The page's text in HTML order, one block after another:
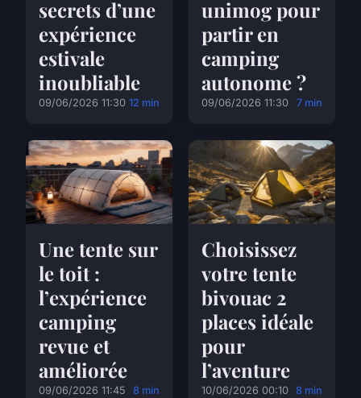
secrets d’une
expérience
estivale
inoubliable
09/06/2026 11:30 12 min
unimog pour
partir en
camping
autonome ?
09/06/2026 11:30 7 min
Une tente sur
le toit :
l’expérience
camping
revue et
améliorée
09/06/2026 11:45 8 min
Choisissez
votre tente
bivouac 2
places idéale
pour
l’aventure
10/06/2026 00:10 8 min